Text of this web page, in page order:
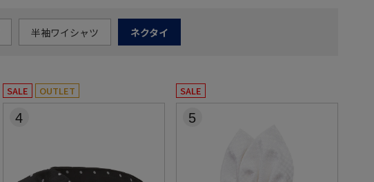
半袖ワイシャツ ネクタイ
SALE OUTLET
4
SALE
5